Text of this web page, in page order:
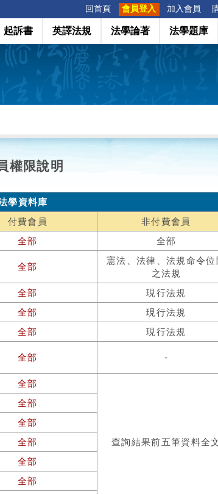
回首頁 會員登入 加入會員
起訴書 英譯法規 法學論著 法學題庫
權限說明
學資料庫
付費會員
非付費會員
全部 全部
全部
憲法、法律、法規命令位
之法規
全部
現行法規
全部
現行法規
全部
現行法規
全部 -
全部
查詢結果前五筆資料全
全部
全部
全部
全部
全部